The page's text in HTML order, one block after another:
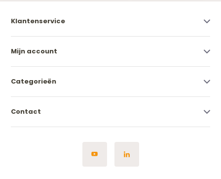
Klantenservice
Mijn account
Categorieën
Contact